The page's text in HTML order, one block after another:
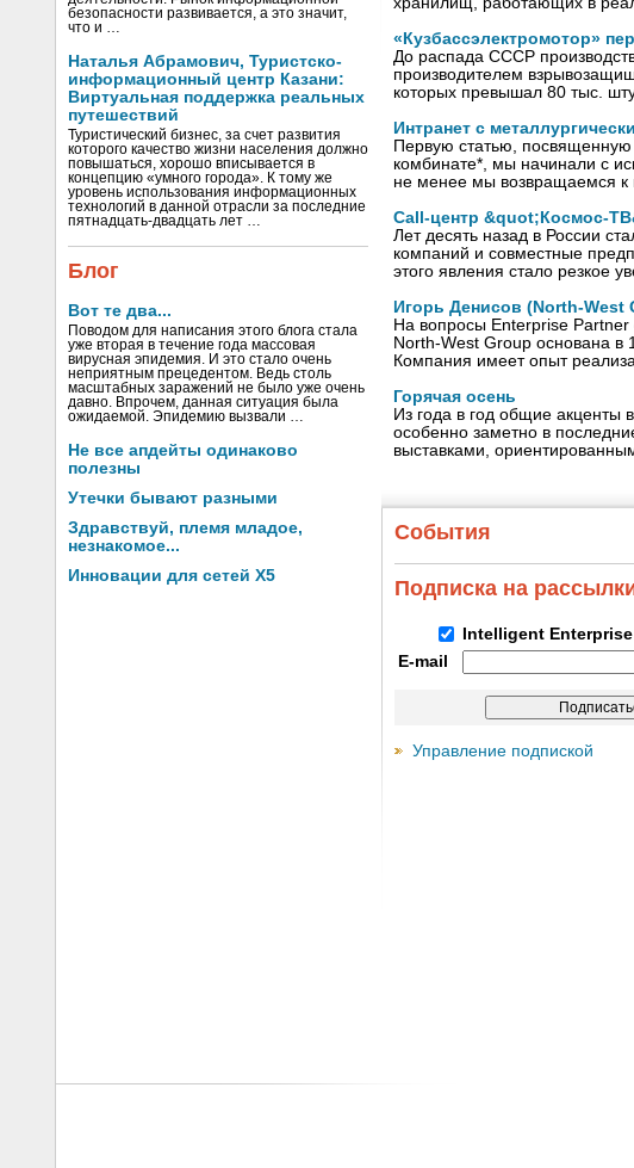
безопасности развивается, а это значит,
что и …
Наталья Абрамович, Туристско-
информационный центр Казани:
Виртуальная поддержка реальных
путешествий
Туристический бизнес, за счет развития
которого качество жизни населения должно
повышаться, хорошо вписывается в
концепцию «умного города». К тому же
уровень использования информационных
технологий в данной отрасли за последние
пятнадцать-двадцать лет …
Блог
Вот те два...
Поводом для написания этого блога стала
уже вторая в течение года массовая
вирусная эпидемия. И это стало очень
неприятным прецедентом. Ведь столь
масштабных заражений не было уже очень
давно. Впрочем, данная ситуация была
ожидаемой. Эпидемию вызвали …
Не все апдейты одинаково
полезны
Утечки бывают разными
Здравствуй, племя младое,
незнакомое...
Инновации для сетей X5
«Кузбассэлектромотор»
До распада СССР
производителем
которых превышал 80 тыс.
Интранет с
Первую статью,
комбинате*, мы начинали с
не менее мы возвращаемся к
Call-центр &quot;Космос-
Лет десять назад в России
компаний и совместные
этого явления стало резкое
Игорь Денисов (North-
На вопросы Enterprise Partner
North-West Group основана в
Компания имеет опыт
Горячая осень
Из года в год общие акценты
особенно заметно в
выставками,
События
Подписка на
Intelligent
E-mail
Управление подпиской